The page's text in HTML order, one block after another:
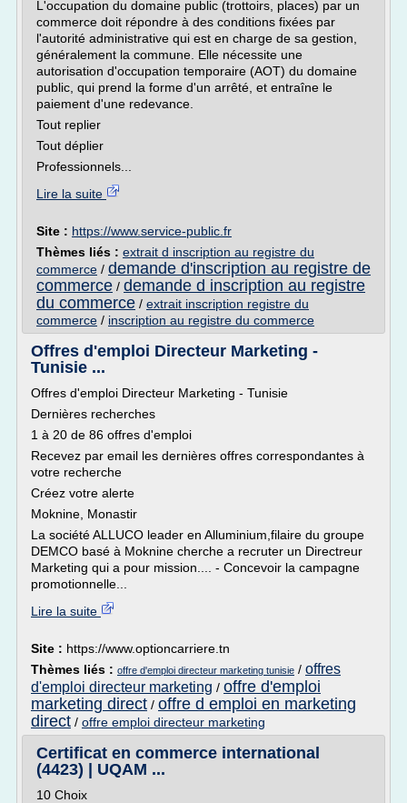
L'occupation du domaine public (trottoirs, places) par un
commerce doit répondre à des conditions fixées par
l'autorité administrative qui est en charge de sa gestion,
généralement la commune. Elle nécessite une
autorisation d'occupation temporaire (AOT) du domaine
public, qui prend la forme d'un arrêté, et entraîne le
paiement d'une redevance.
Tout replier
Tout déplier
Professionnels...
Lire la suite
Site : https://www.service-public.fr
Thèmes liés : extrait d inscription au registre du
commerce / demande d'inscription au registre de
commerce / demande d inscription au registre
du commerce / extrait inscription registre du
commerce / inscription au registre du commerce
Offres d'emploi Directeur Marketing -
Tunisie ...
Offres d'emploi Directeur Marketing - Tunisie
Dernières recherches
1 à 20 de 86 offres d'emploi
Recevez par email les dernières offres correspondantes à
votre recherche
Créez votre alerte
Moknine, Monastir
La société ALLUCO leader en Alluminium,filaire du groupe
DEMCO basé à Moknine cherche a recruter un Directreur
Marketing qui a pour mission.... - Concevoir la campagne
promotionnelle...
Lire la suite
Site : https://www.optioncarriere.tn
Thèmes liés : offre d'emploi directeur marketing tunisie / offres
d'emploi directeur marketing / offre d'emploi
marketing direct / offre d emploi en marketing
direct / offre emploi directeur marketing
Certificat en commerce international
(4423) | UQAM ...
10 Choix